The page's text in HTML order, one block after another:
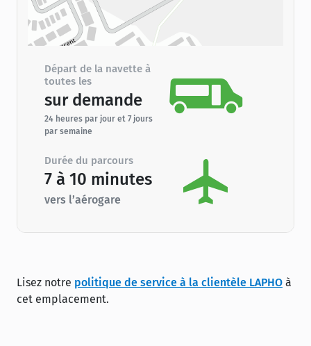
Départ de la navette à
toutes les
sur demande
24 heures par jour et 7 jours
par semaine
Durée du parcours
7 à 10 minutes
vers l’aérogare
Lisez notre politique de service à la clientèle LAPHO à
cet emplacement.